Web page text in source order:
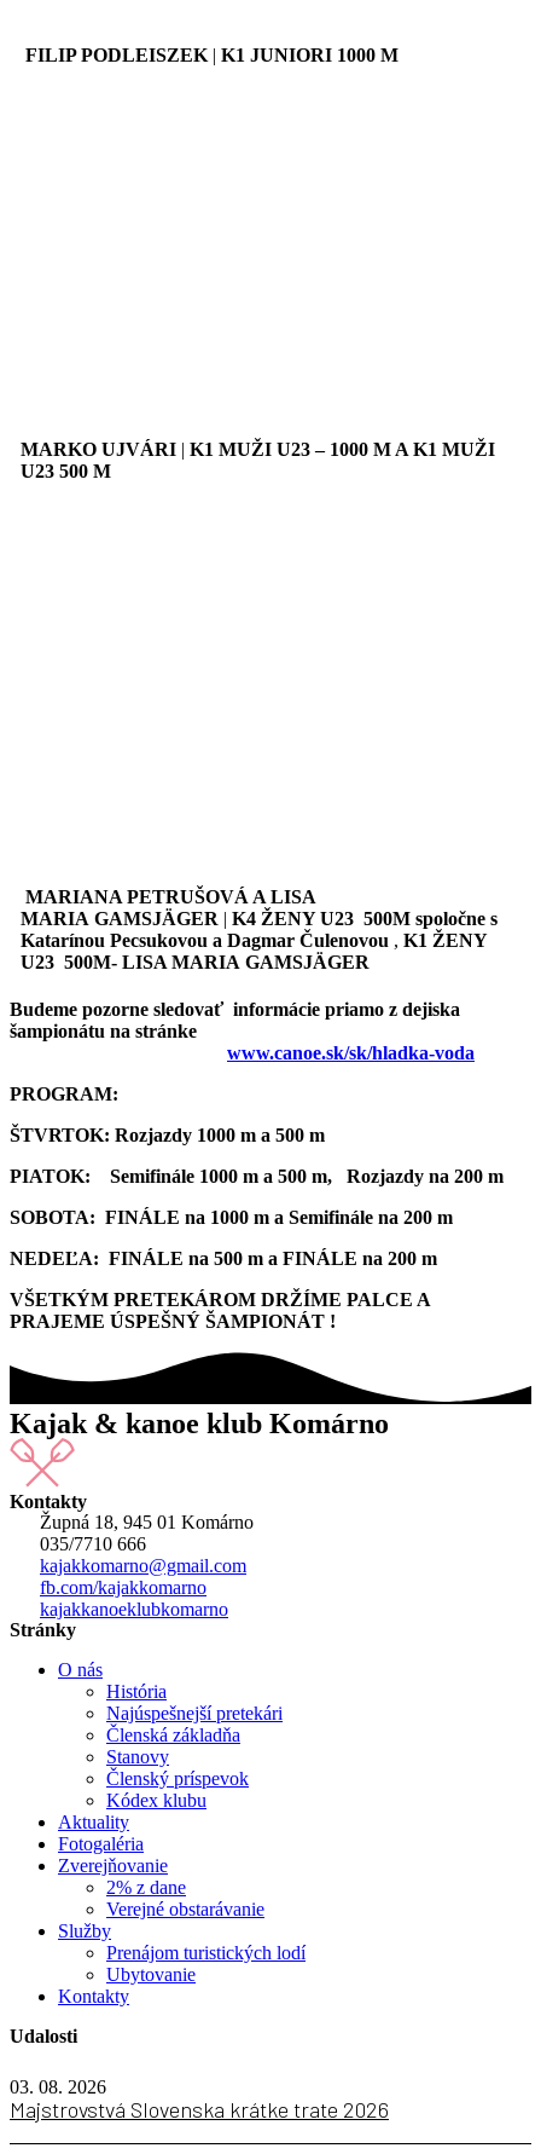
FILIP PODLEISZEK| K1 JUNIORI 1000 M
MARKO UJVÁRI| K1 MUŽI U23 – 1000 M A K1 MUŽI
U23 500 M
MARIANA PETRUŠOVÁ A LISA
MARIA GAMSJÄGER | K4 ŽENY U23 500M spoločne s
Katarínou Pecsukovou a Dagmar Čulenovou , K1 ŽENY
U23 500M- LISA MARIA GAMSJÄGER
Budeme pozorne sledovať informácie priamo z dejiska
šampionátu na stránke
www.canoe.sk/sk/hladka-voda
PROGRAM:
ŠTVRTOK: Rozjazdy 1000 m a 500 m
PIATOK: Semifinále 1000 m a 500 m, Rozjazdy na 200 m
SOBOTA: FINÁLE na 1000 m a Semifinále na 200 m
NEDEĽA: FINÁLE na 500 m a FINÁLE na 200 m
VŠETKÝM PRETEKÁROM DRŽÍME PALCE A
PRAJEME ÚSPEŠNÝ ŠAMPIONÁT !
Kajak & kanoe klub Komárno
Kontakty
Župná 18, 945 01 Komárno
035/7710 666
kajakkomarno@gmail.com
fb.com/kajakkomarno
kajakkanoeklubkomarno
Stránky
O nás
História
Najúspešnejší pretekári
Členská základňa
Stanovy
Členský príspevok
Kódex klubu
Aktuality
Fotogaléria
Zverejňovanie
2% z dane
Verejné obstarávanie
Služby
Prenájom turistických lodí
Ubytovanie
Kontakty
Udalosti
03. 08. 2026
Majstrovstvá Slovenska krátke trate 2026